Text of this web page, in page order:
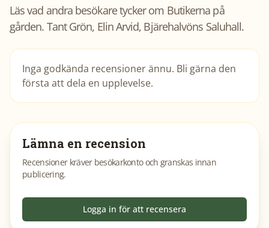
Läs vad andra besökare tycker om Butikerna på
gården. Tant Grön, Elin Arvid, Bjärehalvöns Saluhall.
Inga godkända recensioner ännu. Bli gärna den
första att dela en upplevelse.
Lämna en recension
Recensioner kräver besökarkonto och granskas innan
publicering.
Logga in för att recensera